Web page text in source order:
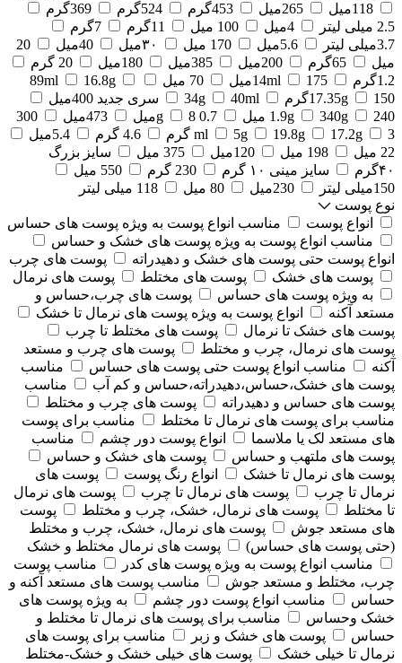
118میل
265میل 453گرم 524گرم
369گرم
2.5 میلی لیتر
4میل 100 میل 11گرم
7گرم
3.7میلی لیتر
5.6میل 170 میل ۳۰میل 40میل
20
میل
65گرم 200میل 385میل 180میل
20 گرم
1.2گرم
14ml 175میل 70 میل 89ml
16.8g
17.35g
150گرم 34g 40ml
سری جدید 400میل
1.9g
340g 240 میل 0.7 g 8میل 473میل
300
ml
5g 19.8g 17.2g 3 گرم 4.6 گرم
5.4میل
22 میل
198 میل 120میل 375 میل
سایز بزرگ
۴۰گرم
سایز مینی ۱۰ گرم 230 گرم
550 میل
150میلی لیتر
230میل 80 میل
118 میلی لیتر
نوع پوست
انواع پوست
مناسب انواع پوست به ویژه پوست های حساس
مناسب انواع پوست به ویژه پوست های خشک و حساس
انواع پوست حتی پوست های خشک و دهیدراته
پوست های چرب
پوست های خشک
پوست های مختلط
پوست های نرمال
به ویژه پوست های حساس
پوست های چرب،حساس و
مستعد آکنه
انواع پوست به ویژه پوست های نرمال تا خشک
پوست های خشک تا نرمال
پوست های مختلط تا چرب
پوست های نرمال، چرب و مختلط
پوست های چرب و مستعد
آکنه
مناسب انواع پوست حتی پوست های حساس
مناسب
پوست های خشک،حساس،دهیدراته،حساس و کم آب
مناسب
پوست های حساس و دهیدراته
پوست های چرب و مختلط
مناسب برای پوست های نرمال تا مختلط
مناسب برای پوست
های مستعد لک یا ملاسما
انواع پوست دور چشم
مناسب
پوست های ملتهب و حساس
پوست های خشک و حساس
پوست های نرمال تا خشک
انواع رنگ پوست
پوست های
نرمال تا چرب
پوست های نرمال تا چرب
پوست های نرمال
تا مختلط
پوست های نرمال، خشک، چرب و مختلط
پوست
های مستعد جوش
پوست های نرمال، خشک، چرب و مختلط
(حتی پوست های حساس)
پوست های نرمال مختلط و خشک
مناسب انواع پوست به ویژه پوست های کدر
مناسب پوست
چرب، مختلط و مستعد جوش
مناسب پوست های مستعد آکنه و
حساس
مناسب انواع پوست دور چشم
به ویژه پوست های
خشک وحساس
مناسب برای پوست های نرمال تا مختلط و
حساس
پوست های خشک و زبر
مناسب برای پوست های
نرمال تا خیلی خشک
پوست های خیلی خشک و خشک-مختلط